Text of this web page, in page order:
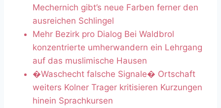
Mechernich gibt’s neue Farben ferner den
ausreichen Schlingel
Mehr Bezirk pro Dialog Bei Waldbrol
konzentrierte umherwandern ein Lehrgang
auf das muslimische Hausen
�Waschecht falsche Signale� Ortschaft
weiters Kolner Trager kritisieren Kurzungen
hinein Sprachkursen